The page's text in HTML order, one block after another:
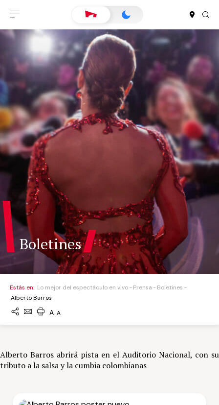
Boletines
Estás en: Lo mejor del espectáculo en vivo Prensa
Boletines
Alberto Barros
A A
Alberto Barros abrirá pista en el Auditorio Nacional, con su
tributo a la salsa y la cumbia colombianas